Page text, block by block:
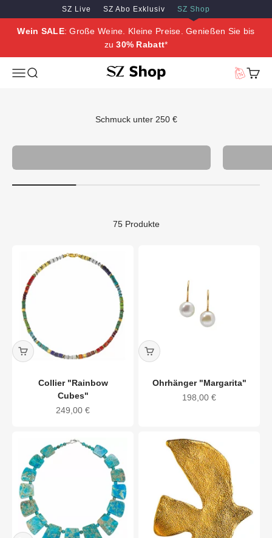
Zum Inhalt springen
Zum Hauptinhalt springen
SZ Live SZ Abo Exklusiv SZ Shop
Wein SALE: Große Weine. Kleine Preise. Genießen Sie bis
zu30% Rabatt*
MenüSuche SZ Erleben
Schmuck unter 250 €
75 Produkte
Collier "Rainbow
Cubes"
Angebot
249,00 €
Ohrhänger "Margarita"
Angebot
198,00 €